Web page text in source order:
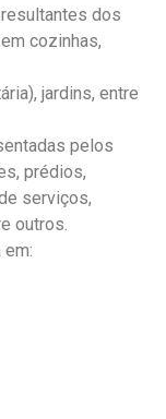
dos
cozinhas,
jardins, entre
pelos
prédios,
serviços,
outros.